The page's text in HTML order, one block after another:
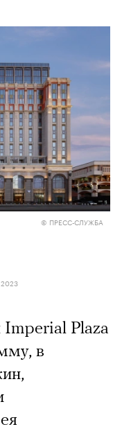
© ПРЕСС-СЛУЖБА
Plaza
в